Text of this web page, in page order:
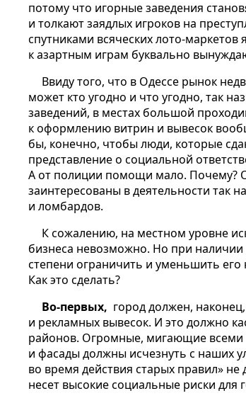
потому что игорные заведения
и толкают заядлых игроков на
спутниками всяческих лото-
к азартным играм буквально
Ввиду того, что в Одессе рынок
может кто угодно и что угодно, так
заведений, в местах большой
к оформлению витрин и вывесок
бы, конечно, чтобы люди, которые
представление о социальной
А от полиции помощи мало. Почему?
заинтересованы в деятельности так
и ломбардов.
К сожалению, на местном уровне
бизнеса невозможно. Но при
степени ограничить и уменьшить
Как это сделать?
Во-первых, город должен,
и рекламных вывесок. И это должно
районов. Огромные, мигающие всеми
и фасады должны исчезнуть с наших
во время действия старых правил»
несет высокие социальные риски для